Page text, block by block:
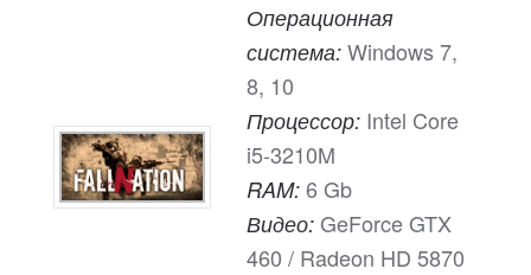
Операционная
система: Windows 7,
8, 10
Процессор: Intel Core
i5-3210M
RAM: 6 Gb
Видео: GeForce GTX
460 / Radeon HD 5870